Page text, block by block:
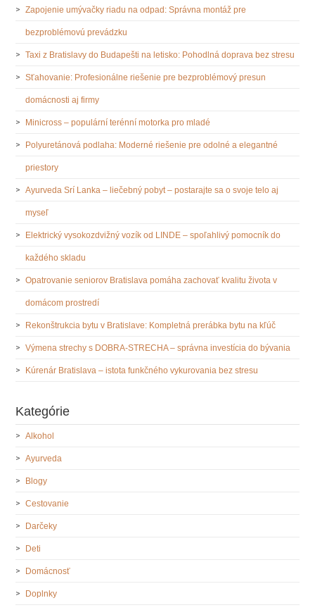
Zapojenie umývačky riadu na odpad: Správna montáž pre
bezproblémovú prevádzku
Taxi z Bratislavy do Budapešti na letisko: Pohodlná doprava bez stresu
Sťahovanie: Profesionálne riešenie pre bezproblémový presun
domácnosti aj firmy
Minicross – populární terénní motorka pro mladé
Polyuretánová podlaha: Moderné riešenie pre odolné a elegantné
priestory
Ayurveda Srí Lanka – liečebný pobyt – postarajte sa o svoje telo aj
myseľ
Elektrický vysokozdvižný vozík od LINDE – spoľahlivý pomocník do
každého skladu
Opatrovanie seniorov Bratislava pomáha zachovať kvalitu života v
domácom prostredí
Rekonštrukcia bytu v Bratislave: Kompletná prerábka bytu na kľúč
Výmena strechy s DOBRA-STRECHA – správna investícia do bývania
Kúrenár Bratislava – istota funkčného vykurovania bez stresu
Kategórie
Alkohol
Ayurveda
Blogy
Cestovanie
Darčeky
Deti
Domácnosť
Doplnky